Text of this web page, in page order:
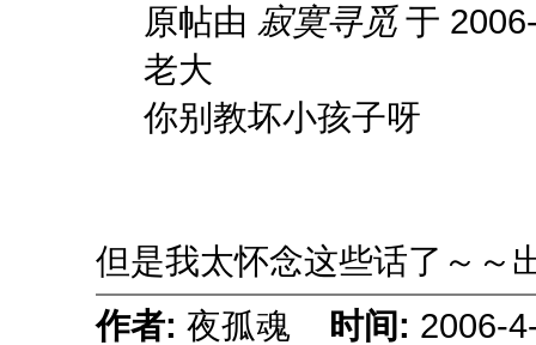
原帖由 寂寞寻觅于
老大
你别教坏小孩子呀
但是我太怀念这些话了～
作者: 夜孤魂 时间: 2006-